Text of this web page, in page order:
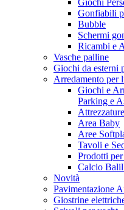
Giochi
Gonfiabili
Bubble
Schermi
Ricambi e
Vasche palline
Giochi da esterni
Arredamento per
Giochi e
Parking e
Area Baby
Aree
Tavoli e
Prodotti
Calcio
Novità
Pavimentazione
Giostrine